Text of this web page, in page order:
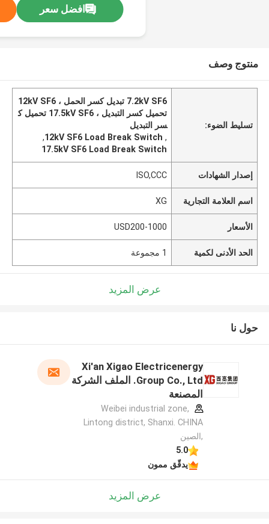
افضل سعر
منتوج وصف
تسليط الضوء:
7.2kV SF6 تبديل كسر الحمل ، 12kV SF6
تحميل كسر التبديل ، 17.5kV SF6 تحميل ك
سر التبديل
,
12kV SF6 Load Break Switch
,
17.5kV SF6 Load Break Switch
إصدار الشهادات ISO,CCC
اسم العلامة التجارية XG
الأسعار USD200-1000
الحد الأدنى لكمية 1 مجموعة
عرض المزيد
حول نا
Xi'an Xigao Electricenergy
Group Co., Ltd. الملف الشركة
المصنعة
Weibei industrial zone,
Lintong district, Shanxi. CHINA
,الصين
5.0
يدقّق ممون
عرض المزيد